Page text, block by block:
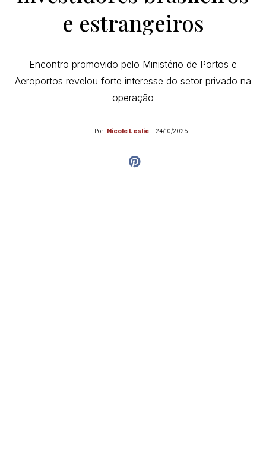
e estrangeiros
Encontro promovido pelo Ministério de Portos e
Aeroportos revelou forte interesse do setor privado na
operação
Por: Nicole Leslie - 24/10/2025